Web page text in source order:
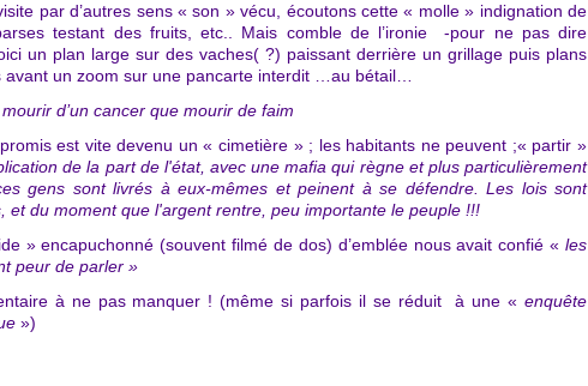
par d’autres sens « son » vécu, écoutons cette « molle » indignation de
testant des fruits, etc.. Mais comble de l’ironie -pour ne pas dire
un plan large sur des vaches( ?) paissant derrière un grillage puis plans
avant un zoom sur une pancarte interdit …au bétail…
d’un cancer que mourir de faim
est vite devenu un « cimetière » ; les habitants ne peuvent ;« partir »
de la part de l'état, avec une mafia qui règne et plus particulièrement
gens sont livrés à eux-mêmes et peinent à se défendre. Les lois sont
et du moment que l'argent rentre, peu importante le peuple !!!
» encapuchonné (souvent filmé de dos) d’emblée nous avait confié « les
peur de parler »
à ne pas manquer ! (même si parfois il se réduit à une « enquête
»)